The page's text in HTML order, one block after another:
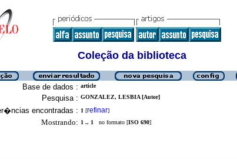
Coleção da biblioteca
Base de dados : article
Pesquisa : GONZALEZ, LESBIA [Autor]
encontradas : 1 [refinar]
Mostrando: 1 .. 1 no formato [ISO 690]